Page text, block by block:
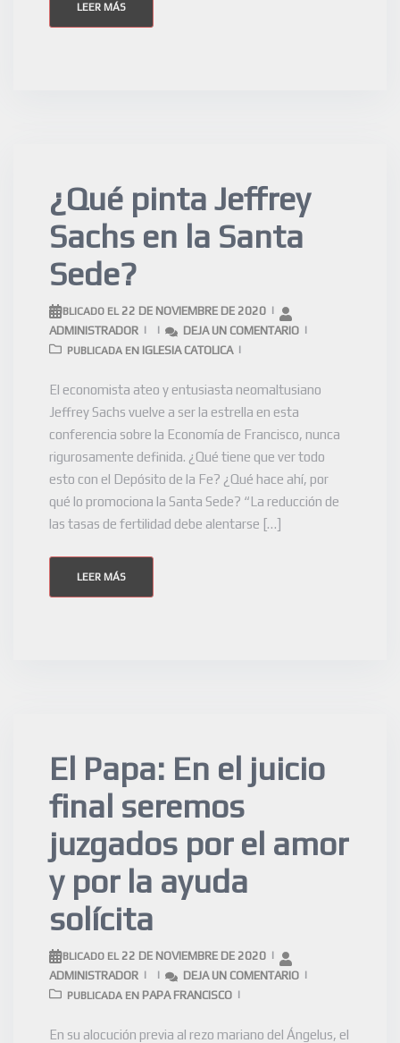
LEER MÁS
¿Qué pinta Jeffrey
Sachs en la Santa
Sede?
PUBLICADO EL 22 DE NOVIEMBRE DE 2020
ADMINISTRADOR
DEJA UN COMENTARIO
PUBLICADA EN IGLESIA CATOLICA
El economista ateo y entusiasta neomaltusiano
Jeffrey Sachs vuelve a ser la estrella en esta
conferencia sobre la Economía de Francisco, nunca
rigurosamente definida. ¿Qué tiene que ver todo
esto con el Depósito de la Fe? ¿Qué hace ahí, por
qué lo promociona la Santa Sede? “La reducción de
las tasas de fertilidad debe alentarse […]
LEER MÁS
El Papa: En el juicio
final seremos
juzgados por el amor
y por la ayuda
solícita
PUBLICADO EL 22 DE NOVIEMBRE DE 2020
ADMINISTRADOR
DEJA UN COMENTARIO
PUBLICADA EN PAPA FRANCISCO
En su alocución previa al rezo mariano del Ángelus, el